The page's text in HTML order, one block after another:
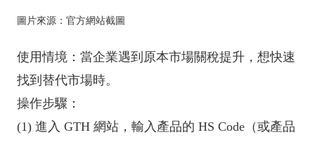
圖片來源：官方網站截圖
使用情境：當企業遇到原本市場關稅提升，想快速
找到替代市場時。
操作步驟：
(1) 進入 GTH 網站，輸入產品的 HS Code（或產品